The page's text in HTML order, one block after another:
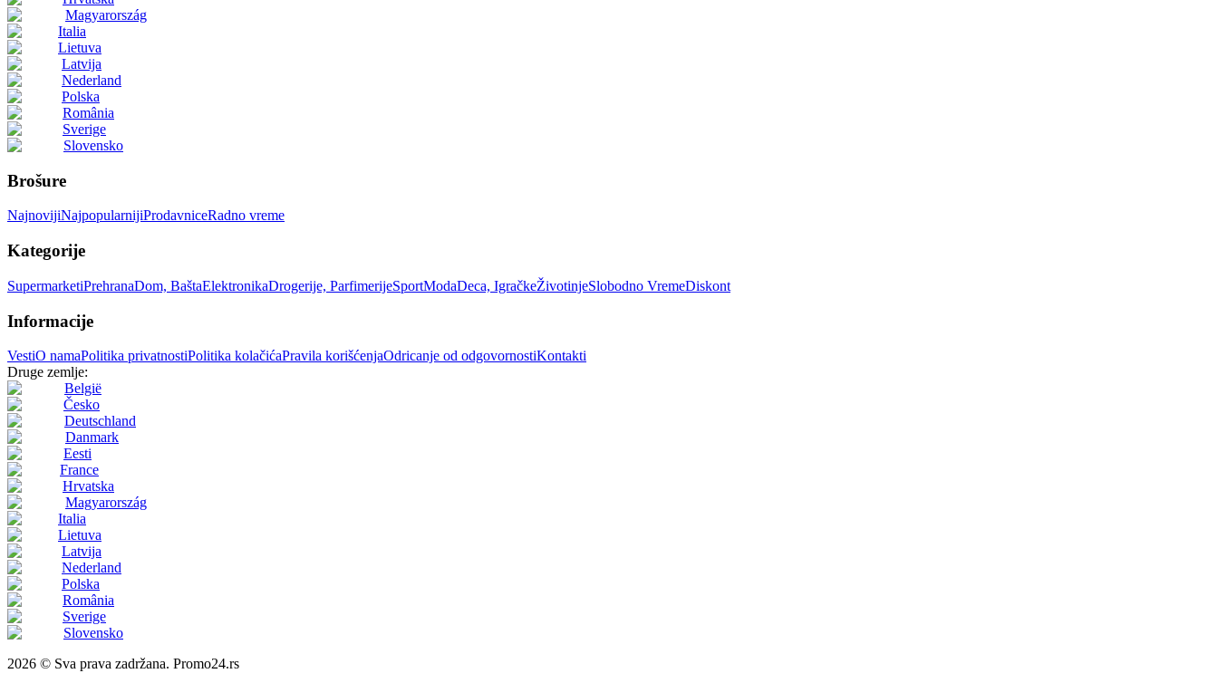
Magyarország
Italia
Lietuva
Latvija
Nederland
Polska
România
Sverige
Slovensko
Brošure
NajnovijiNajpopularnijiProdavniceRadno vreme
Kategorije
SupermarketiPrehranaDom, BaštaElektronikaDrogerije, ParfimerijeSportModaDeca, IgračkeŽivotinjeSlobodno VremeDiskont
Informacije
VestiO namaPolitika privatnostiPolitika kolačićaPravila korišćenjaOdricanje od odgovornostiKontakti
Druge zemlje:
België
Česko
Deutschland
Danmark
Eesti
France
Hrvatska
Magyarország
Italia
Lietuva
Latvija
Nederland
Polska
România
Sverige
Slovensko
2026 © Sva prava zadržana. Promo24.rs